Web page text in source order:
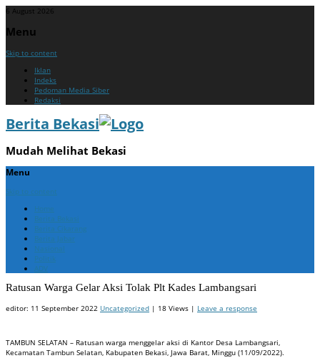
6 August 2026
Menu
Skip to content
Iklan
Indeks
Pedoman Media Siber
Redaksi
Berita Bekasi
Mudah Melihat Bekasi
Menu
Skip to content
Home
Berita Bekasi
Berita Cikarang
Berita Jabar
Nasional
Politik
ADV
Ratusan Warga Gelar Aksi Tolak Plt Kades Lambangsari
editor: 11 September 2022 Uncategorized | 18 Views | Leave a response
TAMBUN SELATAN – Ratusan warga menggelar aksi di Kantor Desa Lambangsari,
Kecamatan Tambun Selatan, Kabupaten Bekasi, Jawa Barat, Minggu (11/09/2022).